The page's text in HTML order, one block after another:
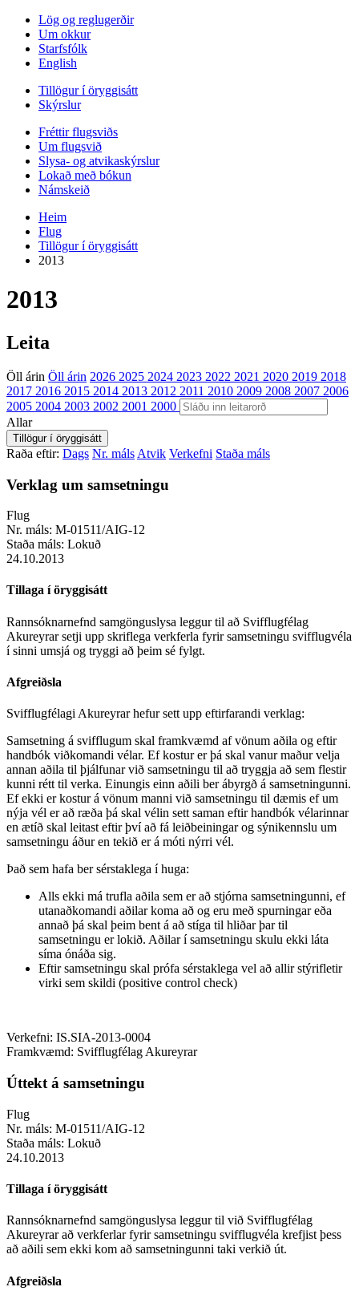
Lög og reglugerðir
Um okkur
Starfsfólk
English
Tillögur í öryggisátt
Skýrslur
Fréttir flugsviðs
Um flugsvið
Slysa- og atvikaskýrslur
Lokað með bókun
Námskeið
Heim
Flug
Tillögur í öryggisátt
2013
2013
Leita
Öll árin Öll árin 2026 2025 2024 2023 2022 2021 2020 2019 2018
2017 2016 2015 2014 2013 2012 2011 2010 2009 2008 2007 2006
2005 2004 2003 2002 2001 2000
Allar
Raða eftir: Dags Nr. máls Atvik Verkefni Staða máls
Verklag um samsetningu
Flug
Nr. máls: M-01511/AIG-12
Staða máls: Lokuð
24.10.2013
Tillaga í öryggisátt
Rannsóknarnefnd samgönguslysa leggur til að Svifflugfélag
Akureyrar setji upp skriflega verkferla fyrir samsetningu svifflugvéla
í sinni umsjá og tryggi að þeim sé fylgt.
Afgreiðsla
Svifflugfélagi Akureyrar hefur sett upp eftirfarandi verklag:
Samsetning á svifflugum skal framkvæmd af vönum aðila og eftir
handbók viðkomandi vélar. Ef kostur er þá skal vanur maður velja
annan aðila til þjálfunar við samsetningu til að tryggja að sem flestir
kunni rétt til verka. Einungis einn aðili ber ábyrgð á samsetningunni.
Ef ekki er kostur á vönum manni við samsetningu til dæmis ef um
nýja vél er að ræða þá skal vélin sett saman eftir handbók vélarinnar
en ætíð skal leitast eftir því að fá leiðbeiningar og sýnikennslu um
samsetningu áður en tekið er á móti nýrri vél.
Það sem hafa ber sérstaklega í huga:
Alls ekki má trufla aðila sem er að stjórna samsetningunni, ef
utanaðkomandi aðilar koma að og eru með spurningar eða
annað þá skal þeim bent á að stíga til hliðar þar til
samsetningu er lokið. Aðilar í samsetningu skulu ekki láta
síma ónáða sig.
Eftir samsetningu skal prófa sérstaklega vel að allir stýrifletir
virki sem skildi (positive control check)
Verkefni: IS.SIA-2013-0004
Framkvæmd: Svifflugfélag Akureyrar
Úttekt á samsetningu
Flug
Nr. máls: M-01511/AIG-12
Staða máls: Lokuð
24.10.2013
Tillaga í öryggisátt
Rannsóknarnefnd samgönguslysa leggur til við Svifflugfélag
Akureyrar að verkferlar fyrir samsetningu svifflugvéla krefjist þess
að aðili sem ekki kom að samsetningunni taki verkið út.
Afgreiðsla